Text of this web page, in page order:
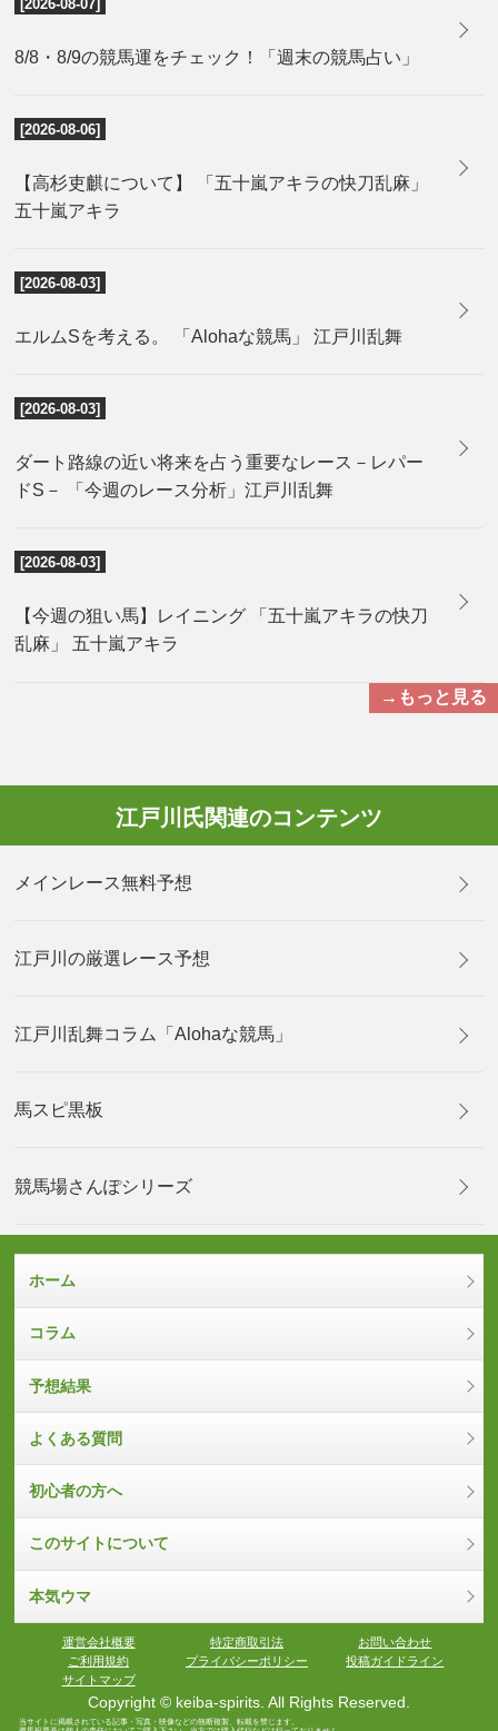
[2026-08-07]
8/8・8/9の競馬運をチェック！「週末の競馬占い」
[2026-08-06]
【高杉吏麒について】 「五十嵐アキラの快刀乱麻」
五十嵐アキラ
[2026-08-03]
エルムSを考える。 「Alohaな競馬」 江戸川乱舞
[2026-08-03]
ダート路線の近い将来を占う重要なレース－レパー
ドS－ 「今週のレース分析」江戸川乱舞
[2026-08-03]
【今週の狙い馬】レイニング 「五十嵐アキラの快刀
乱麻」 五十嵐アキラ
→もっと見る
江戸川氏関連のコンテンツ
メインレース無料予想
江戸川の厳選レース予想
江戸川乱舞コラム「Alohaな競馬」
馬スピ黒板
競馬場さんぽシリーズ
ホーム
コラム
予想結果
よくある質問
初心者の方へ
このサイトについて
本気ウマ
運営会社概要 特定商取引法
お問い合わせ
ご利用規約
プライバシーポリシー
投稿ガイドライン
サイトマップ
Copyright © keiba-spirits. All Rights Reserved.
当サイトに掲載されている記事・写真・映像などの無断複製、転載を禁じます。